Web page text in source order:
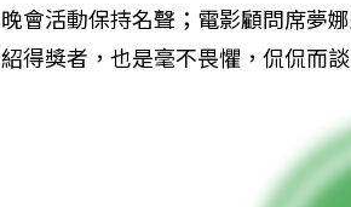
晚會活動保持名聲；電影顧問席夢
紹得獎者，也是毫不畏懼，侃侃而